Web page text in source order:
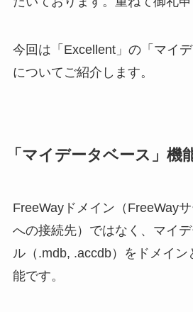
今回は「Excellent」の「マイ
についてご紹介します。
「マイデータベース」機
FreeWayドメイン（FreeWay
への接続先）ではなく、マイ
ル（.mdb, .accdb）をドメイ
能です。